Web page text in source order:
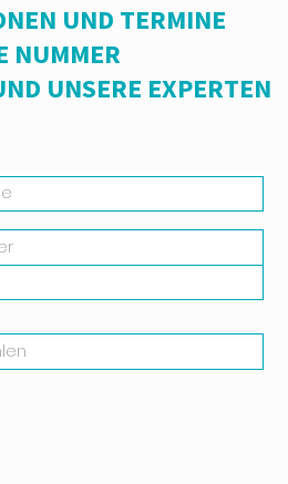
UND TERMINE
NUMMER
UNSERE EXPERTEN